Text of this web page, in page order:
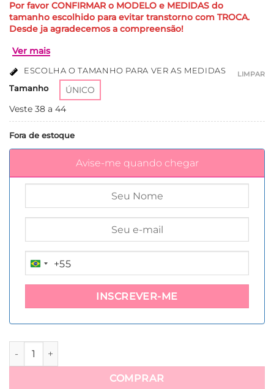
Por favor CONFIRMAR o MODELO e MEDIDAS do
tamanho escolhido para evitar transtorno com TROCA.
Desde ja agradecemos a compreensão!
Ver mais
ESCOLHA O TAMANHO PARA VER AS MEDIDAS
Tamanho ÚNICO
LIMPAR
Veste 38 a 44
Fora de estoque
Avise-me quando chegar
BRAZIL
+55
+55
Vestido Lesie Bordado Manga Raglan Com Lastex Nas
COMPRAR